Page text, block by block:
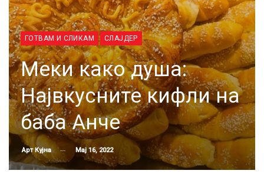
ГОТВАМ И СЛИКАМ СЛАЈДЕР
Меки како душа:
Највкусните кифли на
баба Анче
Арт Кујна Мај 16, 2022